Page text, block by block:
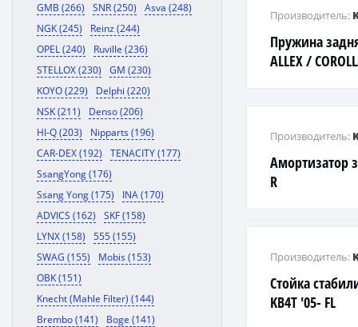
GMB (266)
SNR (250)
Asva (248)
NGK (245)
Reinz (244)
OPEL (240)
Ruville (236)
STELLOX (230)
GM (230)
KOYO (229)
Delphi (220)
NSK (211)
Denso (206)
HI-Q (203)
Nipparts (196)
CAR-DEX (192)
TENACITY (177)
SsangYong (176)
Ssang Yong (175)
INA (170)
ADVICS (162)
SKF (158)
LYNX (158)
555 (155)
SWAG (155)
Mobis (153)
OBK (151)
Knecht (Mahle Filter) (144)
Brembo (141)
Boge (141)
Пружина
ALLEX /
Производитель:
Амортизатор
R
Производитель:
Стойка
KB4T '05- FL
Производитель: